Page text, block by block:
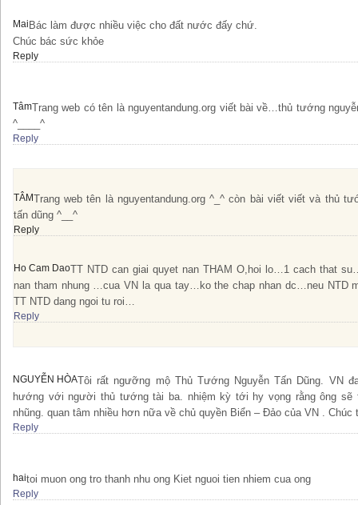
Mai Bác làm được nhiều việc cho đất nước đấy chứ.
Chúc bác sức khỏe
Reply
TâmTrang web có tên là nguyentandung.org viết bài về…thủ tướng
^____^
Reply
TÂMTrang web tên là nguyentandung.org ^_^ còn bài viết viết và thủ
tấn dũng ^__^
Reply
Ho Cam DaoTT NTD can giai quyet nan THAM O,hoi lo…1 cach that
nan tham nhung …cua VN la qua tay…ko the chap nhan dc…neu NTD
TT NTD dang ngoi tu roi…
Reply
NGUYỄN HÒATôi rất ngưỡng mộ Thủ Tướng Nguyễn Tấn Dũng. VN
hướng với người thủ tướng tài ba. nhiệm kỳ tới hy vọng rằng ông sẽ
nhũng. quan tâm nhiều hơn nữa về chủ quyền Biển – Đảo của VN .
Reply
haitoi muon ong tro thanh nhu ong Kiet nguoi tien nhiem cua ong
Reply